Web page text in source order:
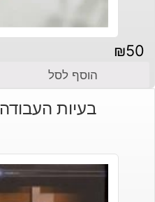
₪50
הוסף לסל
בעיות